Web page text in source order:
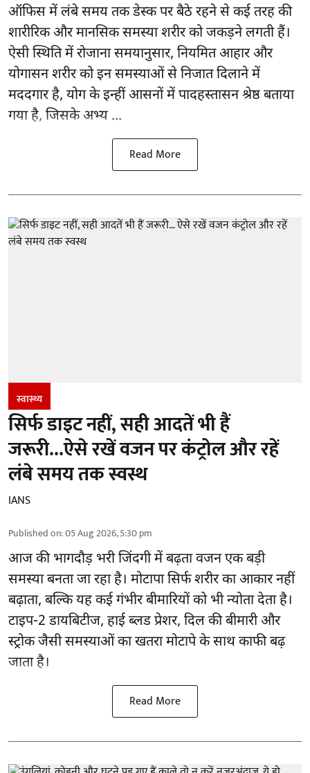
ऑफिस में लंबे समय तक डेस्क पर बैठे रहने से कई तरह की
शारीरिक और मानसिक समस्या शरीर को जकड़ने लगती हैं।
ऐसी स्थिति में रोजाना समयानुसार, नियमित आहार और
योगासनशरीर को इन समस्याओं से निजात दिलाने में
मददगार है, योग के इन्हीं आसनों में पादहस्तासन श्रेष्ठ बताया
गया है, जिसके अभ्य ...
Read More
स्वास्थ्य
सिर्फ डाइट नहीं, सही आदतें भी हैं
जरूरी...ऐसे रखें वजन पर कंट्रोल और रहें
लंबे समय तक स्वस्थ
IANS
Published on:05 Aug 2026, 5:30 pm
आज की भागदौड़ भरी जिंदगी में बढ़ता वजन एक बड़ी
समस्या बनता जा रहा है। मोटापा सिर्फ शरीर का आकार नहीं
बढ़ाता, बल्कि यह कई गंभीर बीमारियों को भी न्योता देता है।
टाइप-2 डायबिटीज, हाई ब्लड प्रेशर, दिल की बीमारी और
स्ट्रोक जैसी समस्याओं का खतरा मोटापे के साथ काफी बढ़
जाता है।
Read More